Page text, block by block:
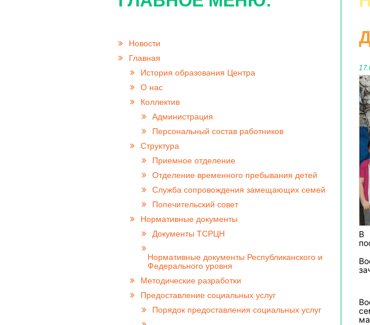
Новости
Главная
История образования Центра
О нас
Коллектив
Администрация
Персональный состав работников
Структура
Приемное отделение
Отделение временного пребывания детей
Cлужба сопровождения замещающих семей
Попечительский совет
Нормативные документы
Документы ТСРЦН
Нормативные документы Республиканского и
Федерального уровня
Методические разработки
Предоставление социальных услуг
Порядок предоставления социальных услуг
В